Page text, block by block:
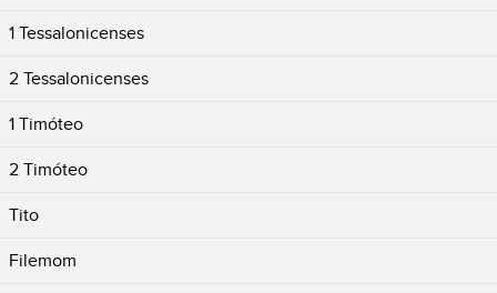
1 Tessalonicenses
2 Tessalonicenses
1 Timóteo
2 Timóteo
Tito
Filemom